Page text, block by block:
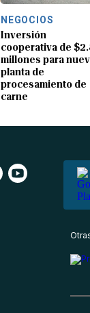
NEGOCIOS
Inversión
cooperativa de
millones para
planta de
procesamiento de
carne